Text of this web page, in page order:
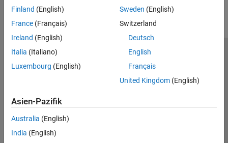
Finland (English)
France (Français)
Ireland (English)
Italia (Italiano)
Luxembourg (English)
Sweden (English)
Switzerland
Deutsch
English
Français
United Kingdom(English)
Asien-Pazifik
Australia (English)
India (English)
Trust Center
Datenschutz-Richtlinien
Datendiebstahl verhindern
Status von Anwendungen
© 1994-2026 The MathWorks, Inc.